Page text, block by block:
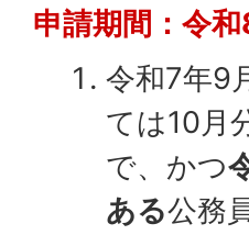
申請期間：令
令和7年9
ては10月
で、かつ
ある公務